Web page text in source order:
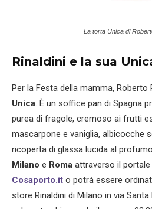
La torta Unica di
Rinaldini e la sua
Per la Festa della mamma,
Unica. È un soffice pan di Spagna
purea di fragole, cremoso ai frutti
mascarpone e vaniglia, albicocche
ricoperta di glassa lucida al
Milano e Roma attraverso il portale
Cosaporto.it o potrà essere
store Rinaldini di Milano in via